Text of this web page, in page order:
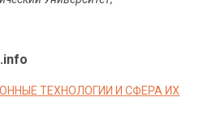
ТЕХНОЛОГИИ И СФЕРА ИХ